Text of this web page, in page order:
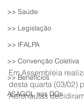
>> Saúde
>> Legislação
>> IFALPA
>> Convenção Coletiva
>> Benefícios
ASAGOL nos DOs
Em Assembleia
desta quarta (03/02)
Aeronautas